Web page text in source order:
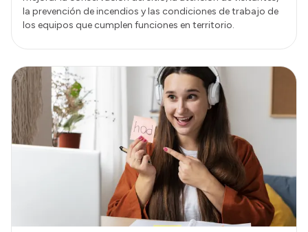
la prevención de incendios y las condiciones de trabajo de
los equipos que cumplen funciones en territorio.